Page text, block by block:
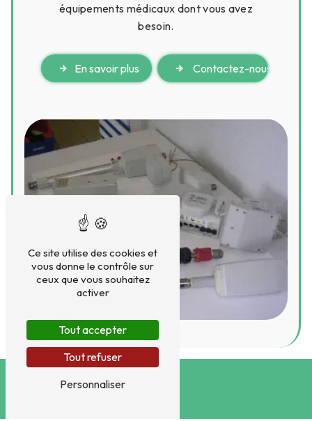
équipements médicaux dont vous avez
besoin.
En savoir plus Contactez-nous
Ce site utilise des cookies et
vous donne le contrôle sur
ceux que vous souhaitez
activer
Tout accepter
Tout refuser
Personnaliser